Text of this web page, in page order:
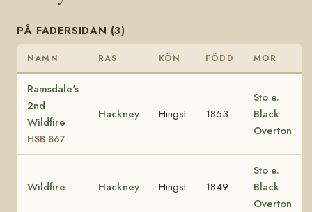
PÅ FADERSIDAN (3)
NAMN RAS KÖN FÖDD MOR
Ramsdale's
2nd
Wildfire
HSB 867
Hackney Hingst 1853
Sto e.
Black
Overton
Wildfire Hackney Hingst 1849
Sto e.
Black
Overton